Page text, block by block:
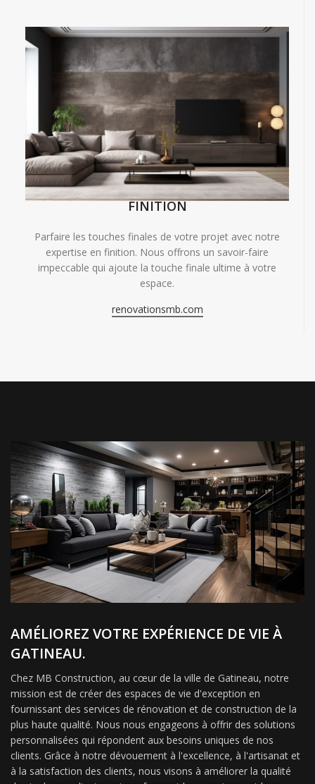
FINITION
Parfaire les touches finales de votre projet avec notre
expertise en finition. Nous offrons un savoir-faire
impeccable qui ajoute la touche finale ultime à votre
espace.
renovationsmb.com
AMÉLIOREZ VOTRE EXPÉRIENCE DE VIE À
GATINEAU.
Chez MB Construction, au cœur de la ville de Gatineau, notre
mission est de créer des espaces de vie d'exception en
fournissant des services de rénovation et de construction de la
plus haute qualité. Nous nous engageons à offrir des solutions
personnalisées qui répondent aux besoins uniques de nos
clients. Grâce à notre dévouement à l'excellence, à l'artisanat et
à la satisfaction des clients, nous visons à améliorer la qualité